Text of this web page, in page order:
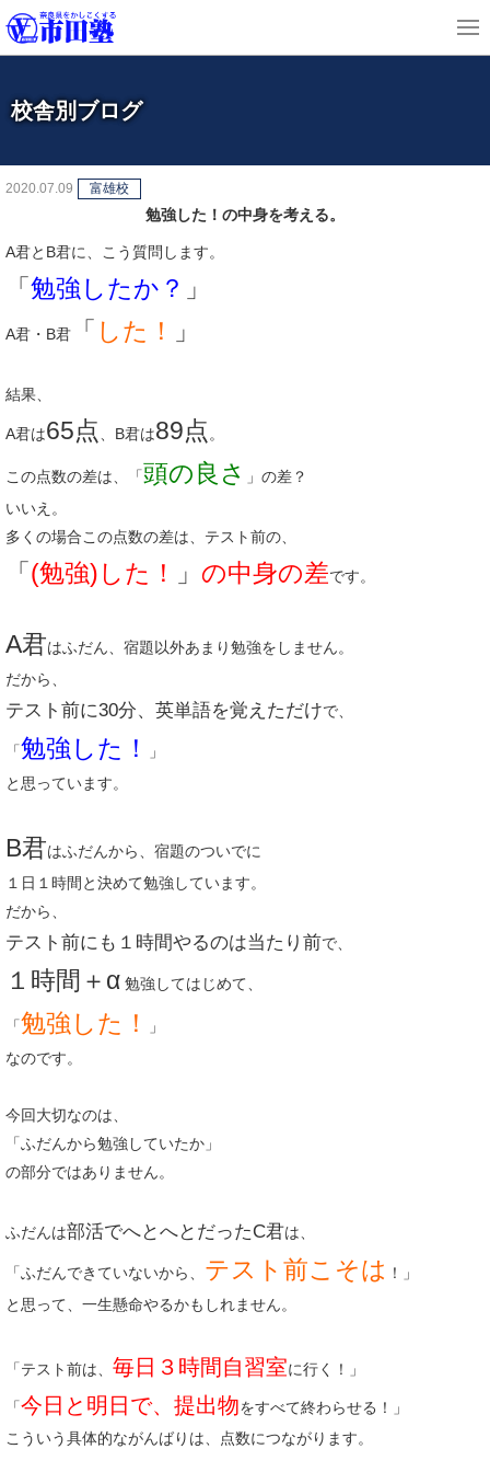
校舎別ブログ
2020.07.09 富雄校
勉強した！の中身を考える。
A君とB君に、こう質問します。
「勉強したか？ 」
A君・B君 「 した！ 」
結果、
A君は65点 、B君は89点 。
この点数の差は、「頭の良さ
」の差？
いいえ。
多くの場合この点数の差は、テスト前の、
「(勉強)した！ 」 の中身の差です。
A君はふだん、宿題以外あまり勉強をしません。
だから、
テスト前に30分、英単語を覚えただけで、
「勉強した！
」
と思っています。
B君はふだんから、宿題のついでに
１日１時間と決めて勉強しています。
だから、
テスト前にも１時間やるのは当たり前で、
１時間＋α 勉強してはじめて、
「勉強した！
」
なのです。
今回大切なのは、
「ふだんから勉強していたか」
の部分ではありません。
ふだんは部活でへとへとだったC君は、
「ふだんできていないから、 テスト前こそは ！」
と思って、一生懸命やるかもしれません。
「テスト前は、 毎日３時間自習室に行く！」
「今日と明日で、提出物をすべて終わらせる！」
こういう具体的ながんばりは、点数につながります。